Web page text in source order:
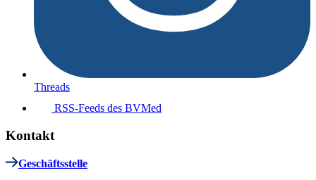
Threads
RSS-Feeds des BVMed
Kontakt
Geschäftsstelle